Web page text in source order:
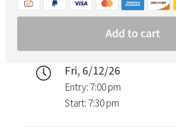
Fri, 6/12/26
Entry: 7:00 pm
Start: 7:30 pm